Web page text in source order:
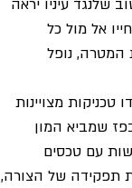
שלנגד עיניו יראה
אל מול כל
המטרה, נופל
מצויינות
שמביא המון
עם טכסים
תפקידה של הצורה,